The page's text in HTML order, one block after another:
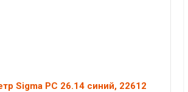
Sigma PC 26.14 синий, 22612